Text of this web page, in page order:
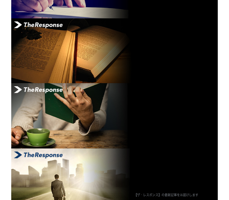
【ザ・レスポンス】の最新記事をお届けします